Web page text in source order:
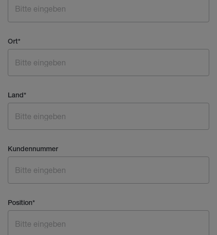
Ort*
Land*
Kundennummer
Position*